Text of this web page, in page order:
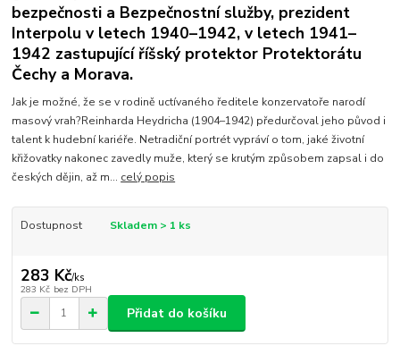
bezpečnosti a Bezpečnostní služby, prezident
Interpolu v letech 1940–1942, v letech 1941–
1942 zastupující říšský protektor Protektorátu
Čechy a Morava.
Jak je možné, že se v rodině uctívaného ředitele konzervatoře narodí
masový vrah?Reinharda Heydricha (1904–1942) předurčoval jeho původ i
talent k hudební kariéře. Netradiční portrét vypráví o tom, jaké životní
křižovatky nakonec zavedly muže, který se krutým způsobem zapsal i do
českých dějin, až m... celý popis
Dostupnost Skladem > 1 ks
283 Kč/ks
283 Kč bez DPH
Přidat do košíku